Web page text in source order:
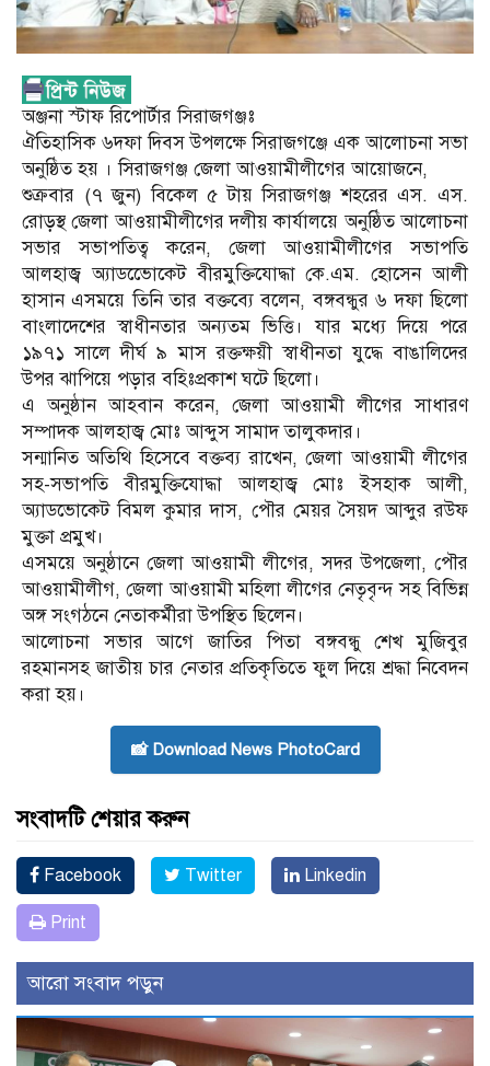
অঞ্জনা স্টাফ রিপোর্টার সিরাজগঞ্জঃ
ঐতিহাসিক ৬দফা দিবস উপলক্ষে সিরাজগঞ্জে এক আলোচনা সভা
অনুষ্ঠিত হয় । সিরাজগঞ্জ জেলা আওয়ামীলীগের আয়োজনে,
শুক্রবার (৭ জুন) বিকেল ৫ টায় সিরাজগঞ্জ শহরের এস. এস.
রোড়স্থ জেলা আওয়ামীলীগের দলীয় কার্যালয়ে অনুষ্ঠিত আলোচনা
সভার সভাপতিত্ব করেন, জেলা আওয়ামীলীগের সভাপতি
আলহাজ্ব অ্যাডভোেকেট বীরমুক্তিযোদ্ধা কে.এম. হোসেন আলী
হাসান এসময়ে তিনি তার বক্তব্যে বলেন, বঙ্গবন্ধুর ৬ দফা ছিলো
বাংলাদেশের স্বাধীনতার অন্যতম ভিত্তি। যার মধ্যে দিয়ে পরে
১৯৭১ সালে দীর্ঘ ৯ মাস রক্তক্ষয়ী স্বাধীনতা যুদ্ধে বাঙালিদের
উপর ঝাপিয়ে পড়ার বহিঃপ্রকাশ ঘটে ছিলো।
এ অনুষ্ঠান আহবান করেন, জেলা আওয়ামী লীগের সাধারণ
সম্পাদক আলহাজ্ব মোঃ আব্দুস সামাদ তালুকদার।
সন্মানিত অতিথি হিসেবে বক্তব্য রাখেন, জেলা আওয়ামী লীগের
সহ-সভাপতি বীরমুক্তিযোদ্ধা আলহাজ্ব মোঃ ইসহাক আলী,
অ্যাডভোকেট বিমল কুমার দাস, পৌর মেয়র সৈয়দ আব্দুর রউফ
মুক্তা প্রমুখ।
এসময়ে অনুষ্ঠানে জেলা আওয়ামী লীগের, সদর উপজেলা, পৌর
আওয়ামীলীগ, জেলা আওয়ামী মহিলা লীগের নেতৃবৃন্দ সহ বিভিন্ন
অঙ্গ সংগঠনে নেতাকর্মীরা উপস্থিত ছিলেন।
আলোচনা সভার আগে জাতির পিতা বঙ্গবন্ধু শেখ মুজিবুর
রহমানসহ জাতীয় চার নেতার প্রতিকৃতিতে ফুল দিয়ে শ্রদ্ধা নিবেদন
করা হয়।
📸 Download News PhotoCard
সংবাদটি শেয়ার করুন
Facebook Twitter Linkedin
Print
আরো সংবাদ পড়ুন